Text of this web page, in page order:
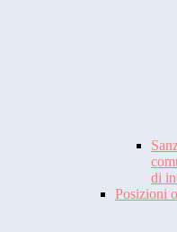
di
Posizioni